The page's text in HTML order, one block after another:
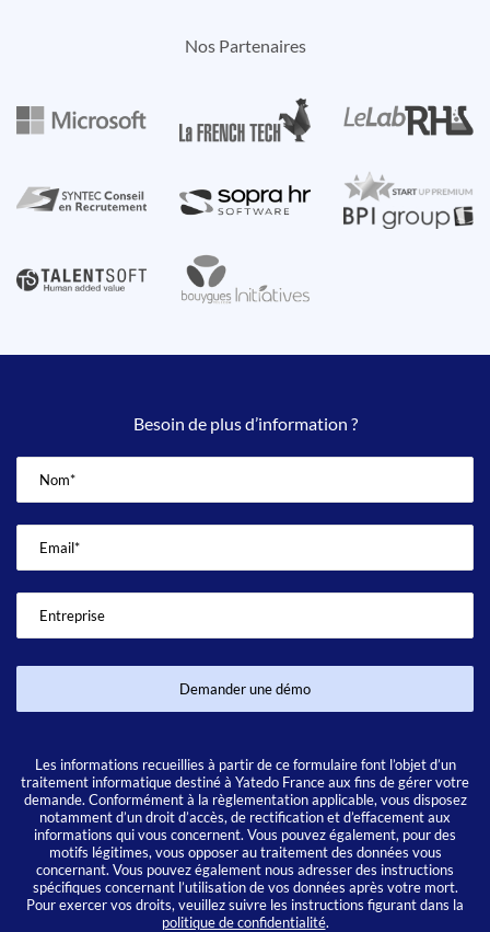
Nos Partenaires
Besoin de plus d’information ?
Demander une démo
Les informations recueillies à partir de ce formulaire font l’objet d’un
traitement informatique destiné à Yatedo France aux fins de gérer votre
demande. Conformément à la règlementation applicable, vous disposez
notamment d’un droit d’accès, de rectification et d’effacement aux
informations qui vous concernent. Vous pouvez également, pour des
motifs légitimes, vous opposer au traitement des données vous
concernant. Vous pouvez également nous adresser des instructions
spécifiques concernant l’utilisation de vos données après votre mort.
Pour exercer vos droits, veuillez suivre les instructions figurant dans la
politique de confidentialité.